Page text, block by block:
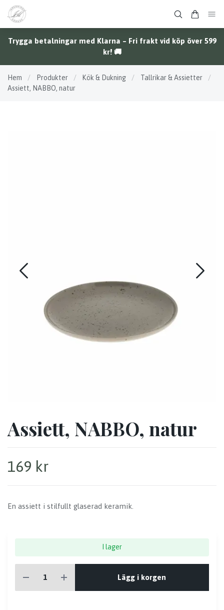
Trygga betalningar med Klarna – Fri frakt vid köp över 599
kr! 🚚
Hem / Produkter / Kök & Dukning / Tallrikar & Assietter
/
Assiett, NABBO, natur
Assiett, NABBO, natur
169 kr
En assiett i stilfullt glaserad keramik.
I lager
Lägg i korgen